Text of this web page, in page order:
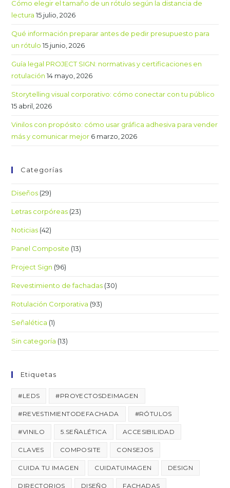
Cómo elegir el tamaño de un rótulo según la distancia de
lectura 15 julio, 2026
Qué información preparar antes de pedir presupuesto para
un rótulo 15 junio, 2026
Guía legal PROJECT SIGN: normativas y certificaciones en
rotulación 14 mayo, 2026
Storytelling visual corporativo: cómo conectar con tu público
15 abril, 2026
Vinilos con propósito: cómo usar gráfica adhesiva para vender
más y comunicar mejor 6 marzo, 2026
Categorías
Diseños (29)
Letras corpóreas (23)
Noticias (42)
Panel Composite (13)
Project Sign (96)
Revestimiento de fachadas (30)
Rotulación Corporativa (93)
Señalética (1)
Sin categoría (13)
Etiquetas
#LEDS #PROYECTOSDEIMAGEN
#REVESTIMIENTODEFACHADA #RÓTULOS
#VINILO 5.SEÑALÉTICA ACCESIBILIDAD
CLAVES COMPOSITE CONSEJOS
CUIDA TU IMAGEN CUIDATUIMAGEN DESIGN
DIRECTORIOS DISEÑO FACHADAS